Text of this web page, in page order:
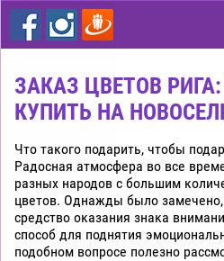
цветы
дешево
Рига
ЗАКАЗ ЦВЕТОВ
КУПИТЬ НА
Что такого подарить, чтобы
Радосная атмосфера во все
разных народов с большим
цветов. Однажды было замечено,
средство оказания знака
способ для поднятия
подобном вопросе полезно